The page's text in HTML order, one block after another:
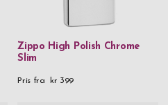
Zippo High Polish Chrome
Slim
Pris fra kr 399